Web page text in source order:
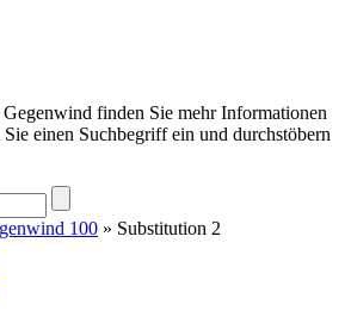
finden Sie mehr Informationen
einen Suchbegriff ein und durchstöbern
100 » Substitution 2